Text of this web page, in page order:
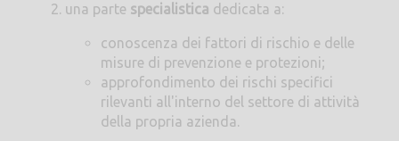
una parte specialistica dedicata a:
conoscenza dei fattori di rischio e delle
misure di prevenzione e protezioni;
approfondimento dei rischi specifici
rilevanti all'interno del settore di attività
della propria azienda.